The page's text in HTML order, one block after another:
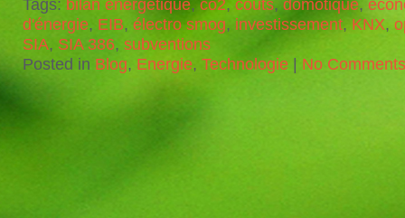
Tags: bilan énergétique,co2, coûts, domotique,
d'énergie, EIB, électro smog, investissement, KNX,
SIA, SIA 386, subventions
Posted in Blog, Energie, Technologie No